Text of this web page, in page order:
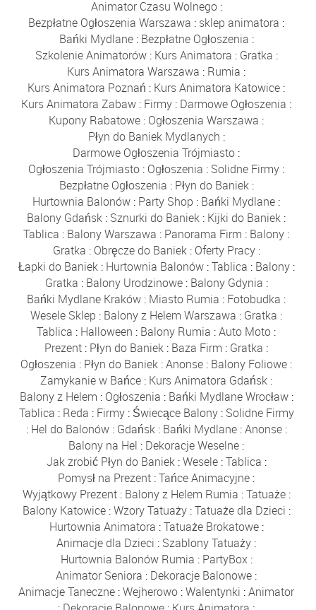
Animator Czasu Wolnego:
Bezpłatne Ogłoszenia Warszawa : sklep animatora :
Bańki Mydlane: Bezpłatne Ogłoszenia :
Szkolenie Animatorów: Kurs Animatora : Gratka :
Kurs Animatora Warszawa : Rumia :
Kurs Animatora Poznań : Kurs Animatora Katowice :
Kurs Animatora Zabaw : Firmy : Darmowe Ogłoszenia :
Kupony Rabatowe : Ogłoszenia Warszawa :
Płyn do Baniek Mydlanych :
Darmowe Ogłoszenia Trójmiasto :
Ogłoszenia Trójmiasto : Ogłoszenia : Solidne Firmy :
Bezpłatne Ogłoszenia : Płyn do Baniek:
Hurtownia Balonów : Party Shop : Bańki Mydlane :
Balony Gdańsk : Sznurki do Baniek : Kijki do Baniek :
Tablica : Balony Warszawa : Panorama Firm : Balony :
Gratka : Obręcze do Baniek: Oferty Pracy:
Łapki do Baniek: Hurtownia Balonów:Tablica : Balony:
Gratka : Balony Urodzinowe: Balony Gdynia :
Bańki Mydlane Kraków : Miasto Rumia : Fotobudka :
Wesele Sklep : Balony z Helem Warszawa : Gratka :
Tablica : Halloween : Balony Rumia :Auto Moto :
Prezent : Płyn do Baniek : Baza Firm : Gratka :
Ogłoszenia : Płyn do Baniek :Anonse : Balony Foliowe :
Zamykanie w Bańce : Kurs Animatora Gdańsk :
Balony z Helem : Ogłoszenia : Bańki Mydlane Wrocław:
Tablica : Reda : Firmy: Świecące Balony: Solidne Firmy
: Hel do Balonów: Gdańsk: Bańki Mydlane:Anonse:
Balony na Hel : Dekoracje Weselne :
Jak zrobić Płyn do Baniek:Wesele:Tablica :
Pomysł na Prezent :Tańce Animacyjne :
Wyjątkowy Prezent: Balony z Helem Rumia :Tatuaże:
Balony Katowice:Wzory Tatuaży:Tatuaże dla Dzieci :
Hurtownia Animatora :Tatuaże Brokatowe:
Animacje dla Dzieci : Szablony Tatuaży :
Hurtownia Balonów Rumia : PartyBox:
Animator Seniora : Dekoracje Balonowe :
Animacje Taneczne :Wejherowo :Walentynki :Animator